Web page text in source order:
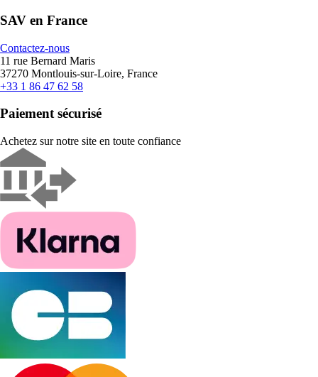
SAV en France
Contactez-nous
11 rue Bernard Maris
37270 Montlouis-sur-Loire, France
+33 1 86 47 62 58
Paiement sécurisé
Achetez sur notre site en toute confiance